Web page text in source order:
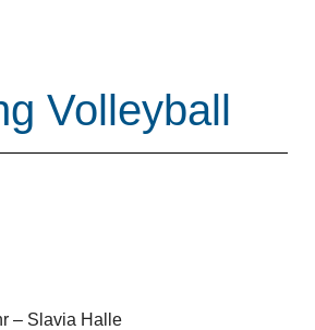
Volleyball
– Slavia Halle